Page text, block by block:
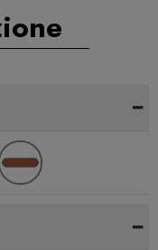
-
-